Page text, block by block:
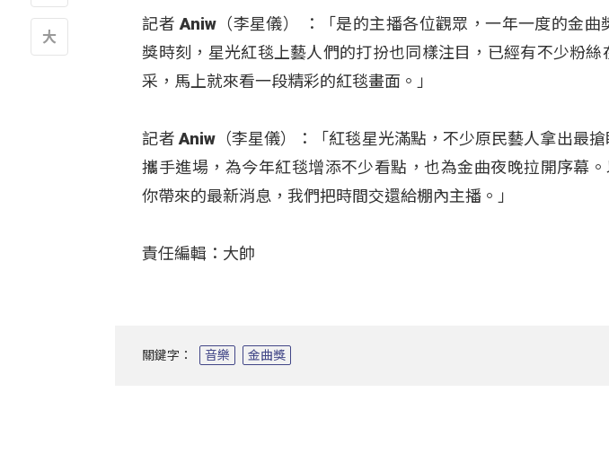
記者 Aniw（李星儀） ：「是的主播各位觀眾，一年一度的金
獎時刻，星光紅毯上藝人們的打扮也同樣注目，已經有不少粉
采，馬上就來看一段精彩的紅毯畫面。」
記者 Aniw（李星儀）：「紅毯星光滿點，不少原民藝人拿出最
攜手進場，為今年紅毯增添不少看點，也為金曲夜晚拉開序幕
你帶來的最新消息，我們把時間交還給棚內主播。」
責任編輯：大帥
關鍵字： 音樂 金曲獎